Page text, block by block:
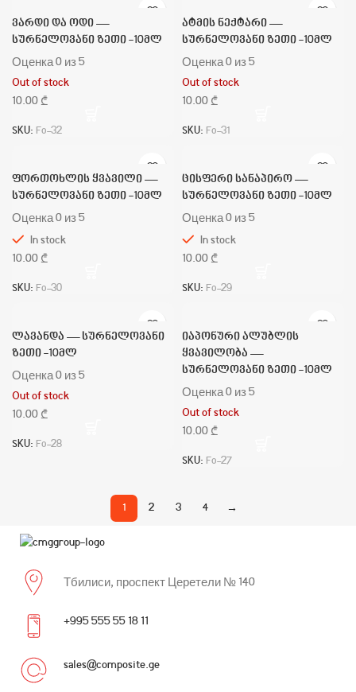
ვარდი და ოდი —
სურნელოვანი ზეთი -10მლ
Оценка0 из 5
Out of stock
₾
SKU: Fo-32
ატმის ნექტარი —
სურნელოვანი ზეთი -10მლ
Оценка0 из 5
Out of stock
₾
SKU: Fo-31
ფორთოხლის ყვავილი —
სურნელოვანი ზეთი -10მლ
Оценка0 из 5
In stock
₾
SKU: Fo-30
ცისფერი სანაპირო —
სურნელოვანი ზეთი -10მლ
Оценка0 из 5
In stock
₾
SKU: Fo-29
ლავანდა — სურნელოვანი
ზეთი -10მლ
Оценка0 из 5
Out of stock
₾
SKU: Fo-28
იაპონური ალუბლის
ყვავილობა —
სურნელოვანი ზეთი -10მლ
Оценка0 из 5
Out of stock
₾
SKU: Fo-27
1 2 3 4 →
Тбилиси, проспект Церетели № 140
+995 555 55 18 11
sales@composite.ge